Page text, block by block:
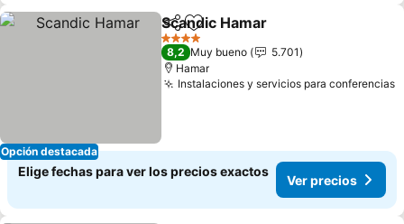
Opción destacada
CompartirAgregar a favoritos
Scandic Hamar
4 Estrellas
8,2 Muy bueno
5.701
Hamar
Instalaciones y servicios para conferencias
Elige fechas para ver los precios exactos
Ver precios